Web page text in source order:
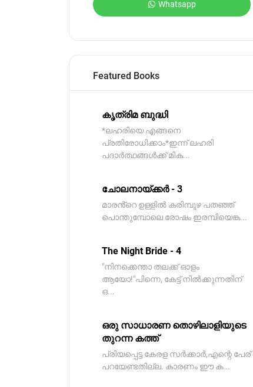
Whatsapp
Featured Books
കൃത്രിമ ബുദ്ധി
*ലഹരിയെ എങ്ങനെ
പ്രതിരോധിക്കാം*ഇന്ന് ലഹരി
പദാർത്ഥങ്ങൾക്ക് മിക...
ചോലനായ്ക്കർ - 3
മാരൻ്റെ ഉള്ളിൽ കരിമ്പുഴ പതഞ്ഞ്
പൊന്തുമ്പോലെ രോഷം ഇരമ്പിയെങ്ക...
The Night Bride - 4
"നിനക്കെന്താ തലക്ക് ഓളം
ആയോ!"പിന്നെ, കേട്ട് നിൽക്കുന്നതിന്
ഒ...
ഒരു സാധാരണ തൊഴിലാളിയുടെ
തുറന്ന കത്ത്
പ്രിയപ്പെട്ട കേരള സർക്കാർ,എന്റെ പേര്
പറയേണ്ടതില്ല. കാരണം ഈ ക...